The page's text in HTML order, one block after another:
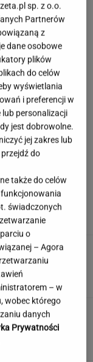
wyścigu w Polsce.
osób?
teraz
A ty?
pokazuje, jak
domowa
sp. z o.o.
Partnerów
z
dane osobowe
plików
do celów
wyświetlania
i preferencji w
personalizacji
jest dobrowolne.
jej zakres lub
do
także do celów
świadczonych
o
– Agora
– w
wobec którego
danych
Prywatności